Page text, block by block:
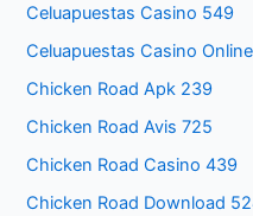
Celuapuestas Casino 549
Celuapuestas Casino
Chicken Road Apk 239
Chicken Road Avis 725
Chicken Road Casino 439
Chicken Road Download